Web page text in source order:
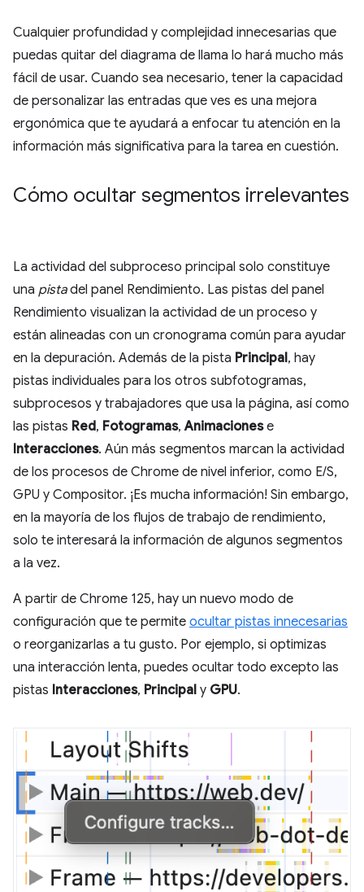
Cualquier profundidad y complejidad innecesarias que
puedas quitar del diagrama de llama lo hará mucho más
fácil de usar. Cuando sea necesario, tener la capacidad
de personalizar las entradas que ves es una mejora
ergonómica que te ayudará a enfocar tu atención en la
información más significativa para la tarea en cuestión.
Cómo ocultar segmentos irrelevantes
La actividad del subproceso principal solo constituye
una pistadel panel Rendimiento. Las pistas del panel
Rendimiento visualizan la actividad de un proceso y
están alineadas con un cronograma común para ayudar
en la depuración. Además de la pista Principal, hay
pistas individuales para los otros subfotogramas,
subprocesos y trabajadores que usa la página, así como
las pistas Red, Fotogramas,Animacionese
Interacciones. Aún más segmentos marcan la actividad
de los procesos de Chrome de nivel inferior, como E/S,
GPU y Compositor. ¡Es mucha información! Sin embargo,
en la mayoría de los flujos de trabajo de rendimiento,
solo te interesará la información de algunos segmentos
a la vez.
A partir de Chrome 125, hay un nuevo modo de
configuración que te permite ocultar pistas innecesarias
o reorganizarlas a tu gusto. Por ejemplo, si optimizas
una interacción lenta, puedes ocultar todo excepto las
pistas Interacciones, Principal y GPU.